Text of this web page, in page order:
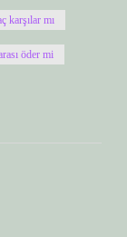
karşılar mı
öder mi